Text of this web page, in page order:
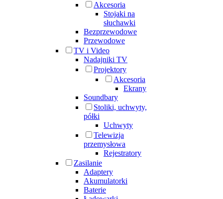
Akcesoria
Stojaki na
słuchawki
Bezprzewodowe
Przewodowe
TV i Video
Nadajniki TV
Projektory
Akcesoria
Ekrany
Soundbary
Stoliki, uchwyty,
półki
Uchwyty
Telewizja
przemysłowa
Rejestratory
Zasilanie
Adaptery
Akumulatorki
Baterie